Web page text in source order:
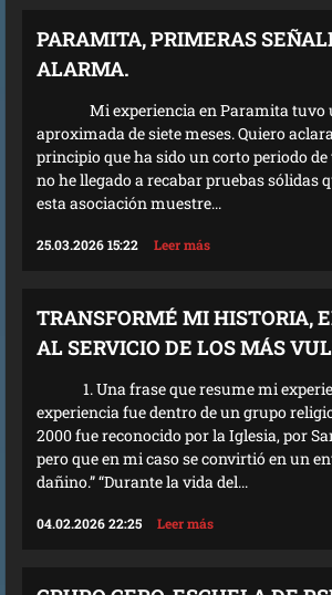
PARAMITA, PRIMERAS
ALARMA.
Mi experiencia en Paramita tuvo
aproximada de siete meses. Quiero
principio que ha sido un corto periodo de
no he llegado a recabar pruebas sólidas
esta asociación muestre...
25.03.2026 15:22 Leer más
TRANSFORMÉ MI HISTORIA,
AL SERVICIO DE LOS MÁS
1. Una frase que resume mi
experiencia fue dentro de un grupo
2000 fue reconocido por la Iglesia, por
pero que en mi caso se convirtió en un
dañino.” “Durante la vida del...
04.02.2026 22:25 Leer más